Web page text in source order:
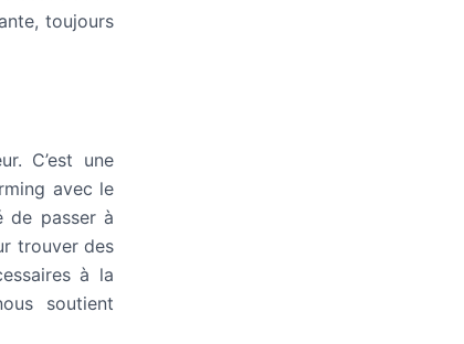
toujours
C’est une
avec le
de passer à
trouver des
à la
soutient